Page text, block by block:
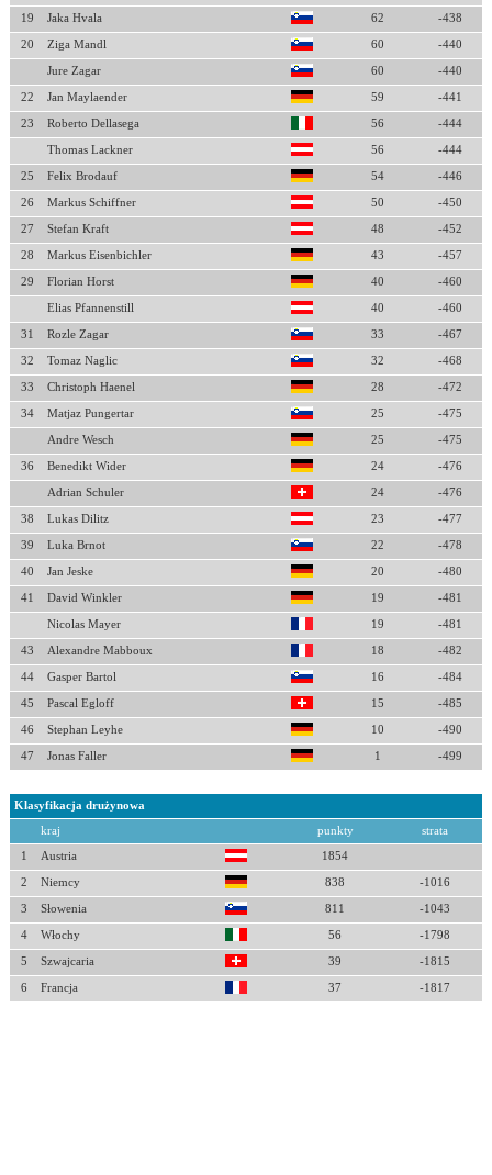
19 Jaka Hvala 62 -438
20 Ziga Mandl 60 -440
Jure Zagar 60 -440
22 Jan Maylaender 59 -441
23 Roberto Dellasega 56 -444
Thomas Lackner 56 -444
25 Felix Brodauf 54 -446
26 Markus Schiffner 50 -450
27 Stefan Kraft 48 -452
28 Markus Eisenbichler 43 -457
29 Florian Horst 40 -460
Elias Pfannenstill 40 -460
31 Rozle Zagar 33 -467
32 Tomaz Naglic 32 -468
33 Christoph Haenel 28 -472
34 Matjaz Pungertar 25 -475
Andre Wesch 25 -475
36 Benedikt Wider 24 -476
Adrian Schuler 24 -476
38 Lukas Dilitz 23 -477
39 Luka Brnot 22 -478
40 Jan Jeske 20 -480
41 David Winkler 19 -481
Nicolas Mayer 19 -481
43 Alexandre Mabboux 18 -482
44 Gasper Bartol 16 -484
45 Pascal Egloff 15 -485
46 Stephan Leyhe 10 -490
47 Jonas Faller 1 -499
Klasyfikacja drużynowa
kraj punkty strata
1 Austria 1854
2 Niemcy 838 -1016
3 Słowenia 811 -1043
4 Włochy 56 -1798
5 Szwajcaria 39 -1815
6 Francja 37 -1817